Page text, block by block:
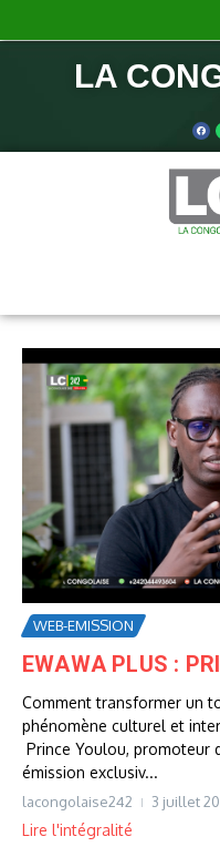
LA
WEB-EMISSION
EWAWA PLUS :
Comment transformer un
phénomène culturel et
Prince Youlou, promoteur
émission exclusiv...
lacongolaise242 3 juillet
Lire l'intégralité